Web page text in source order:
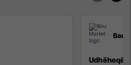
Bau